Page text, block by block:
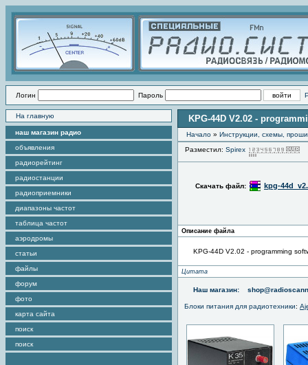
Логин Пароль
На главную
наш магазин радио
объявления
радиорейтинг
радиостанции
радиоприемники
диапазоны частот
таблица частот
аэродромы
статьи
файлы
форум
фото
карта сайта
поиск
поиск
KPG-44D V2.02 -
Начало » Инструкции, схемы,
Разместил: Spirex
Скачать файл: kpg-
Описание файла
KPG-44D V2.02 - programming
Цитата
Наш магазин:
Блоки питания для радиотехники: